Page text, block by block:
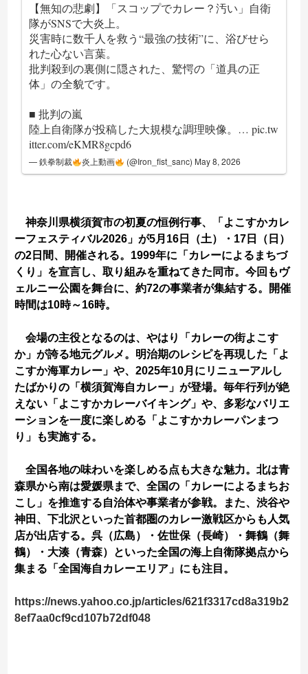
【無知の悲劇】「スコップでカレー？汚い」自衛
隊がSNSで大炎上。
災害時に数千人を救う“最強の技術”に、浴びせら
れた心ない言葉。
批判殺到の裏側に隠された、驚愕の「道具の正
体」の全貌です。
■ 批判の嵐
陸上自衛隊が投稿した大規模な調理映像。…pic.tw
itter.com/eKMR8gcpd6
— 鉄拳制裁 炎上動画 (@Iron_fist_sanc) May 8, 2026
神奈川県横須賀市の初夏の恒例行事、「よこすかカレ
ーフェスティバル2026」が5月16日（土）・17日（日）
の2日間、開催される。1999年に「カレーによるまちづ
くり」を宣言し、取り組みを重ねてきた同市。今回もヴ
ェルニー公園を舞台に、約72の事業者が集結する。開催
時間は10時～16時。
会場の主役となるのは、やはり「カレーの街よこす
か」が誇る地元グルメ。明治期のレシピを再現した「よ
こすか海軍カレー」や、2025年10月にリニューアルし
たばかりの「横須賀海自カレー」が登場。毎年行列が絶
えない「よこすかカレーバイキング」や、多彩なバリエ
ーションを一度に楽しめる「よこすかカレーパンまつ
り」も実施する。
全国各地の味わいを楽しめる点も大きな魅力。北は青
森県から南は愛媛県まで、全国の「カレーによるまちお
こし」を推進する自治体や事業者が参戦。また、渋谷や
神田、下北沢といった首都圏のカレー激戦区からも人気
店が出店する。呉（広島）・佐世保（長崎）・舞鶴（舞
鶴）・大湊（青森）といった全国の海上自衛隊拠点から
集まる「全国海自カレーエリア」にも注目。
https://news.yahoo.co.jp/articles/621f3317cd8a319b2
8ef7aa0cf9cd107b72df048